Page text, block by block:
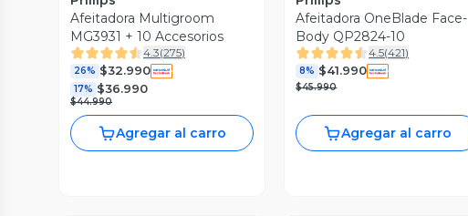
Afeitadora Multigroom
MG3931 + 10 Accesorios
4.3(275)
26% $32.990
17% $36.990
$44.990
Agregar al carro
Afeitadora OneBlade Face-
Body QP2824-10
4.5(421)
8% $41.990
$45.990
Agregar al carro